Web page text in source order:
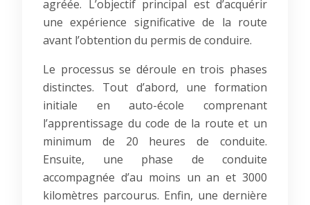
agréée. L’objectif principal est d’acquérir
une expérience significative de la route
avant l’obtention du permis de conduire.
Le processus se déroule en trois phases
distinctes. Tout d’abord, une formation
initiale en auto-école comprenant
l’apprentissage du code de la route et un
minimum de 20 heures de conduite.
Ensuite, une phase de conduite
accompagnée d’au moins un an et 3000
kilomètres parcourus. Enfin, une dernière